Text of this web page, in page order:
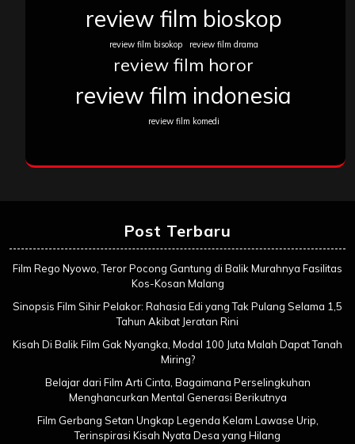
review film bioskop
review film bisokop review film drama
review film horor
review film indonesia
review film komedi
Post Terbaru
Film Rego Nyowo, Teror Pocong Gantung di Balik Murahnya Fasilitas
Kos-Kosan Malang
Sinopsis Film Sihir Pelakor: Rahasia Edi yang Tak Pulang Selama 1,5
Tahun Akibat Jeratan Rini
Kisah Di Balik Film Gak Nyangka, Modal 100 Juta Malah Dapat Tanah
Miring?
Belajar dari Film Arti Cinta, Bagaimana Perselingkuhan
Menghancurkan Mental Generasi Berikutnya
Film Gerbang Setan Ungkap Legenda Kelam Lawase Urip,
Terinspirasi Kisah Nyata Desa yang Hilang